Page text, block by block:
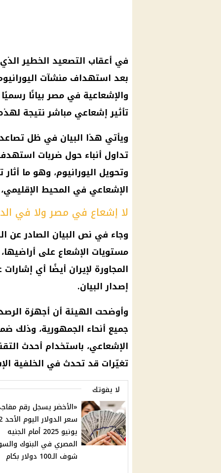
في أعقاب التصعيد الخطير
بعد استهداف منشآت
والإشعاعية في مصر بيانًا
تأثير إشعاعي مباشر نتيجة
ويأتي هذا البيان في ظل تصاعد
تداول أنباء حول ضربات
وتحويل اليورانيوم، وهو ما
الإشعاعي في المحيط
لا إشعاع في مصر ولا في
وجاء في نص البيان الصادر عن
مستويات الإشعاع على
المجاورة لإيران أيضًا أي
إصدار البيان.
وأوضحت الهيئة أن أجهزة
جميع أنحاء الجمهورية، وذلك
الإشعاعي، باستخدام أحدث
تغيّرات قد تحدث في الخلفية
لا يفوتك
«الأخضر يسجل رقم
سعر
يونيو 2025 أمام الجنيه
المصري في البنوك
شوف الـ100 دولار بكام